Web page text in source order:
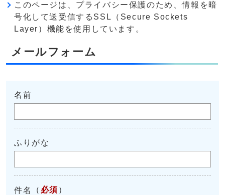
このページは、プライバシー保護のため、情報を暗
号化して送受信するSSL（Secure Sockets
Layer）機能を使用しています。
メールフォーム
名前
ふりがな
件名 （ 必須 ）